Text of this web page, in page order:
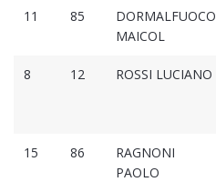
11 85
DORMALFUOCO
MAICOL
8 12 ROSSI LUCIANO
15 86
RAGNONI
PAOLO